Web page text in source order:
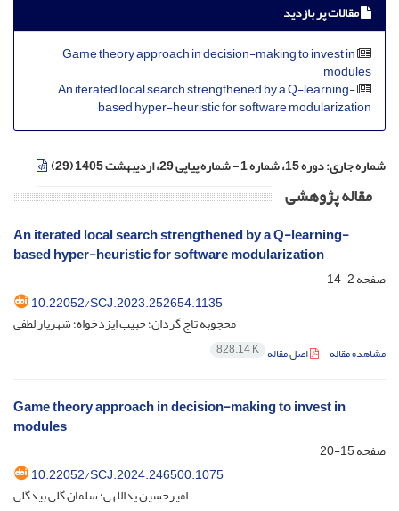
مقالات پر بازدید
Game theory approach in decision-making to invest in
modules
An iterated local search strengthened by a Q-learning-
based hyper-heuristic for software modularization
شماره جاری:دوره 15، شماره 1 - شماره پیاپی 29، اردیبهشت 1405 (29)
مقاله پژوهشی
An iterated local search strengthened by a Q-learning-
based hyper-heuristic for software modularization
صفحه2-14
10.22052/SCJ.2023.252654.1135
محجوبه تاج گردان؛ حبیب ایزدخواه؛ شهریار لطفی
مشاهده مقاله اصل مقاله 828.14 K
Game theory approach in decision-making to invest in
modules
صفحه15-20
10.22052/SCJ.2024.246500.1075
امیرحسین یداللهی؛ سلمان گلی بیدگلی